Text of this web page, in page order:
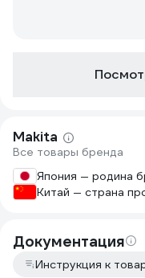
Makita
Все товары бренда
Япония — родина
Китай — страна
Документация
Инструкция к